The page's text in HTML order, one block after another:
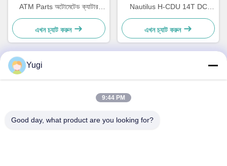
ATM Parts অটোমেটেড ক্যাটার
আনুষাঙ্গিক GCDU ডিসপেনসার ফ্রন্ট
লোড 7010000132
এখন চ্যাট করুন
Nautilus H-CDU 14T DC
প্রধান ATM মোটর মেশিন খুচরা
7310000715
এখন চ্যাট করুন
রুম ৫০২, বিল্ডিং ৫, কাইড রিয়েল এস্টেট পার্ক, নং ২-১, Xingye EastRoad,
Yugi
9:44 PM
Good day, what product are you looking for?